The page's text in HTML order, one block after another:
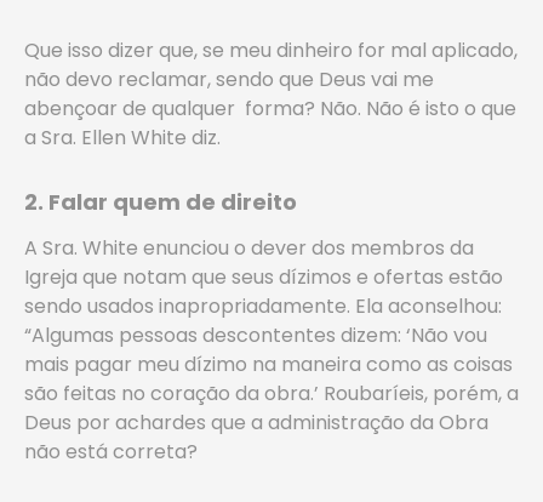
Que isso dizer que, se meu dinheiro for mal aplicado,
não devo reclamar, sendo que Deus vai me
abençoar de qualquer forma? Não. Não é isto o que
a Sra. Ellen White diz.
2. Falar quem de direito
A Sra. White enunciou o dever dos membros da
Igreja que notam que seus dízimos e ofertas estão
sendo usados inapropriadamente. Ela aconselhou:
“Algumas pessoas descontentes dizem: ‘Não vou
mais pagar meu dízimo na maneira como as coisas
são feitas no coração da obra.’ Roubaríeis, porém, a
Deus por achardes que a administração da Obra
não está correta?